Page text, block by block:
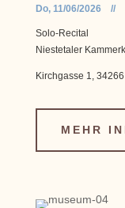
Do, 11/06/2026 //
Solo-Recital
Niestetaler
Kirchgasse 1,
MEHR